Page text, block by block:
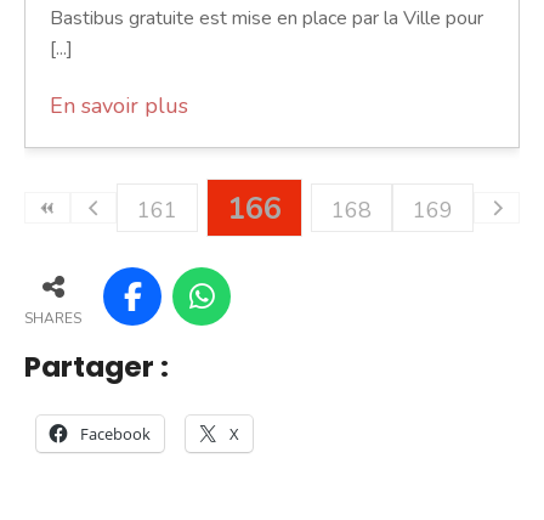
Bastibus gratuite est mise en place par la Ville pour
[...]
En savoir plus
161 166 168 169
SHARES
Partager :
Facebook X